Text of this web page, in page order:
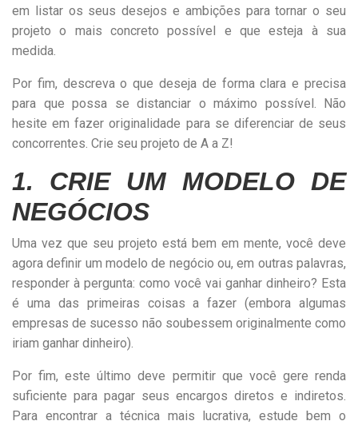
em listar os seus desejos e ambições para tornar o seu
projeto o mais concreto possível e que esteja à sua
medida.
Por fim, descreva o que deseja de forma clara e precisa
para que possa se distanciar o máximo possível. Não
hesite em fazer originalidade para se diferenciar de seus
concorrentes. Crie seu projeto de A a Z!
1. CRIE UM MODELO DE
NEGÓCIOS
Uma vez que seu projeto está bem em mente, você deve
agora definir um modelo de negócio ou, em outras palavras,
responder à pergunta: como você vai ganhar dinheiro? Esta
é uma das primeiras coisas a fazer (embora algumas
empresas de sucesso não soubessem originalmente como
iriam ganhar dinheiro).
Por fim, este último deve permitir que você gere renda
suficiente para pagar seus encargos diretos e indiretos.
Para encontrar a técnica mais lucrativa, estude bem o